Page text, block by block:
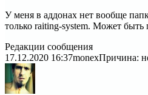
У меня в аддонах нет вообще
только raiting-system. Может быть
Редакции сообщения
17.12.2020 16:37monexПричина: